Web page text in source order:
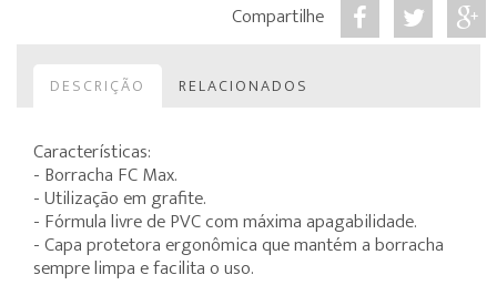
Compartilhe
DESCRIÇÃO RELACIONADOS
Características:
- Borracha FC Max.
- Utilização em grafite.
- Fórmula livre de PVC com máxima apagabilidade.
- Capa protetora ergonômica que mantém a borracha
sempre limpa e facilita o uso.